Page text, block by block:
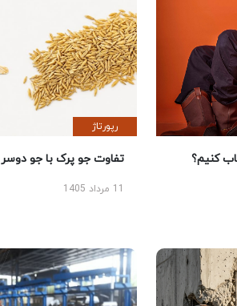
کنیم؟
رپورتاژ
تفاوت جو پرک با جو